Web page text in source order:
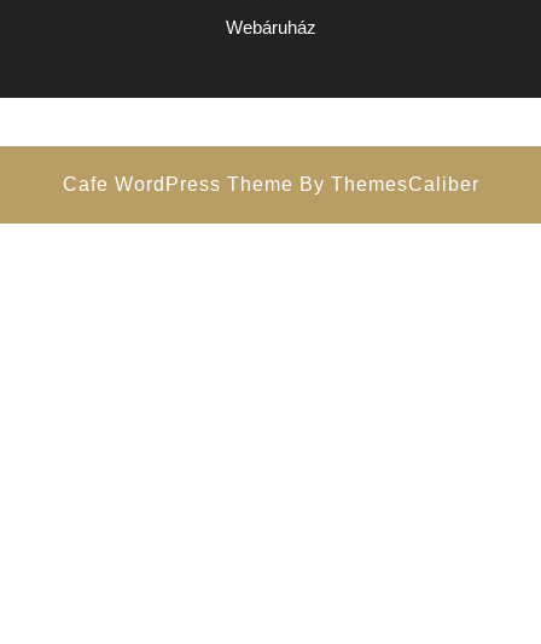
Webáruház
Cafe WordPress Theme By ThemesCaliber